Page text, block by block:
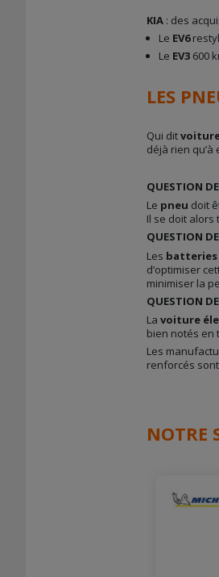
KIA : des
Le EV6
Le EV3 600
LES
Qui dit
déjà rien
QUESTION
Le pneu doit
Il se doit alors
QUESTION
Les batteries
d’optimiser
minimiser la
QUESTION
La voiture
bien notés en
Les
renforcés
NOTRE